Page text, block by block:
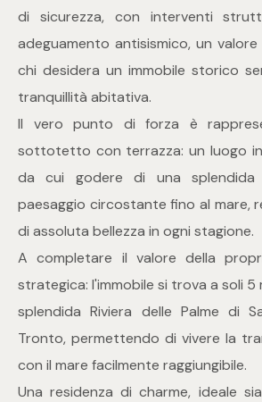
di sicurezza, con interventi
adeguamento antisismico, un
chi desidera un immobile storico
tranquillità abitativa.
Il vero punto di forza è
sottotetto con terrazza: un luogo
da cui godere di una
paesaggio circostante fino al mare,
di assoluta bellezza in ogni stagione.
A completare il valore della
strategica: l'immobile si trova a soli 5
splendida Riviera delle Palme di
Tronto, permettendo di vivere la
con il mare facilmente raggiungibile.
Una residenza di charme, ideale
Bagni
Qualsiasi
2